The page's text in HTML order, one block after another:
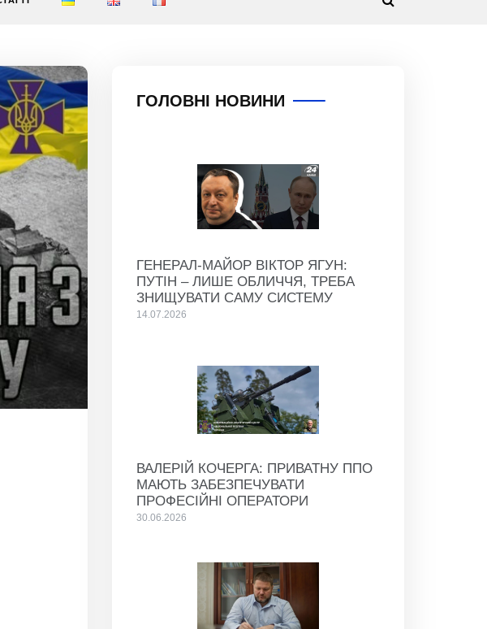
ГОЛОВНІ НОВИНИ
ГЕНЕРАЛ-МАЙОР ВІКТОР ЯГУН:
ПУТІН – ЛИШЕ ОБЛИЧЧЯ, ТРЕБА
ЗНИЩУВАТИ САМУ СИСТЕМУ
14.07.2026
ВАЛЕРІЙ КОЧЕРГА: ПРИВАТНУ ППО
МАЮТЬ ЗАБЕЗПЕЧУВАТИ
ПРОФЕСІЙНІ ОПЕРАТОРИ
30.06.2026